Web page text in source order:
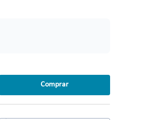
Comprar